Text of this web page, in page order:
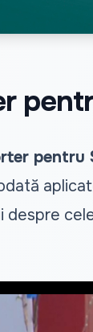
pentru
despre